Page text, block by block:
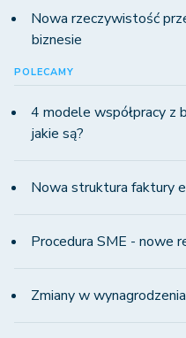
Nowa rzeczywistość
biznesie
POLECAMY
4 modele współpracy z
jakie są?
Nowa struktura faktury
Procedura SME - nowe
Zmiany w